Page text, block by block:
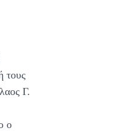
τους
Γ.
ο